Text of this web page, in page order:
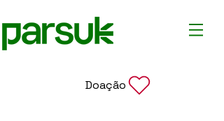
Doação